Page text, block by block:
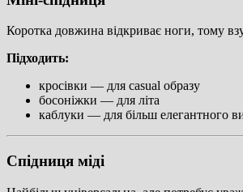
Коротка довжина відкриває ноги, тому
Підходить:
кросівки — для casual образу
босоніжки — для літа
каблуки — для більш елегантного
Спідниця міді